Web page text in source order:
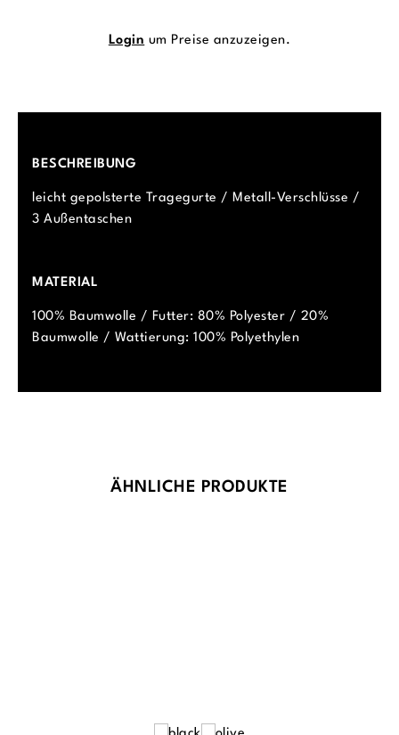
Login um Preise anzuzeigen.
BESCHREIBUNG
leicht gepolsterte Tragegurte / Metall-Verschlüsse /
3 Außentaschen
MATERIAL
100% Baumwolle / Futter: 80% Polyester / 20%
Baumwolle / Wattierung: 100% Polyethylen
Produktgalerie überspringen
ÄHNLICHE PRODUKTE